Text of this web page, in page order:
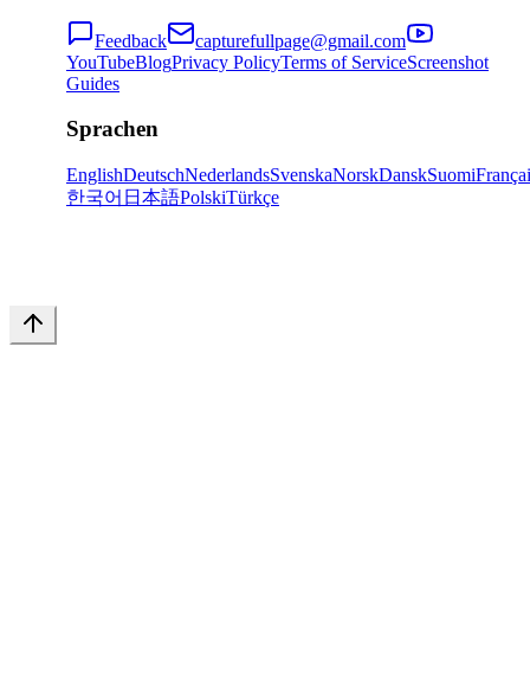
Feedback
capturefullpage@gmail.com
YouTubeBlogPrivacy PolicyTerms of ServiceScreenshot
Guides
Sprachen
EnglishDeutschNederlandsSvenskaNorskDanskSuomi
한국어 日本語PolskiTürkçe